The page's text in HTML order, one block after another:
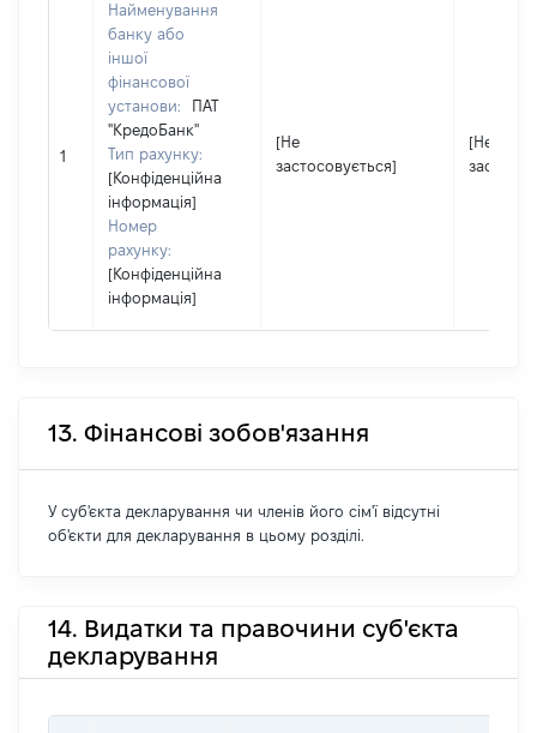
1
Найменування
банку або
іншої
фінансової
установи:
ПАТ
"КредоБанк"
Тип рахунку:
[Конфіденційна
інформація]
Номер
рахунку:
[Конфіденційна
інформація]
[Не
застосовується]
[Не
13. Фінансові зобов'язання
У суб'єкта декларування чи членів його сім'ї відсутні
об'єкти для декларування в цьому розділі.
14. Видатки та правочини суб'єкта
декларування